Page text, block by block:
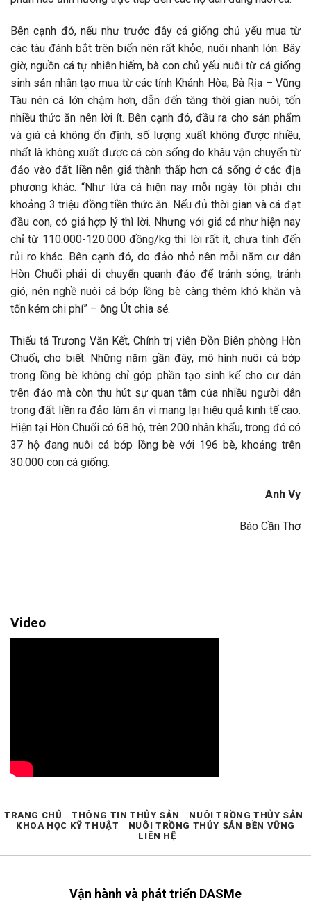
Bên cạnh đó, nếu như trước đây cá giống chủ yếu mua từ
các tàu đánh bắt trên biển nên rất khỏe, nuôi nhanh lớn. Bây
giờ, nguồn cá tự nhiên hiếm, bà con chủ yếu nuôi từ cá giống
sinh sản nhân tạo mua từ các tỉnh Khánh Hòa, Bà Rịa – Vũng
Tàu nên cá lớn chậm hơn, dẫn đến tăng thời gian nuôi, tốn
nhiều thức ăn nên lời ít. Bên cạnh đó, đầu ra cho sản phẩm
và giá cả không ổn định, số lượng xuất không được nhiều,
nhất là không xuất được cá còn sống do khâu vận chuyển từ
đảo vào đất liền nên giá thành thấp hơn cá sống ở các địa
phương khác. “Như lứa cá hiện nay mỗi ngày tôi phải chi
khoảng 3 triệu đồng tiền thức ăn. Nếu đủ thời gian và cá đạt
đầu con, có giá hợp lý thì lời. Nhưng với giá cá như hiện nay
chỉ từ 110.000-120.000 đồng/kg thì lời rất ít, chưa tính đến
rủi ro khác. Bên cạnh đó, do đảo nhỏ nên mỗi năm cư dân
Hòn Chuối phải di chuyển quanh đảo để tránh sóng, tránh
gió, nên nghề nuôi cá bớp lồng bè càng thêm khó khăn và
tốn kém chi phí” – ông Út chia sẻ.
Thiếu tá Trương Văn Kết, Chính trị viên Đồn Biên phòng Hòn
Chuối, cho biết: Những năm gần đây, mô hình nuôi cá bớp
trong lồng bè không chỉ góp phần tạo sinh kế cho cư dân
trên đảo mà còn thu hút sự quan tâm của nhiều người dân
trong đất liền ra đảo làm ăn vì mang lại hiệu quả kinh tế cao.
Hiện tại Hòn Chuối có 68 hộ, trên 200 nhân khẩu, trong đó có
37 hộ đang nuôi cá bớp lồng bè với 196 bè, khoảng trên
30.000 con cá giống.
Anh Vy
Báo Cần Thơ
Video
Vận hành và phát triển DASMe
TRANG CHỦ THÔNG TIN THỦY SẢN
NUÔI TRỒNG THỦY SẢN
KHOA HỌC KỸ THUẬT
NUÔI TRỒNG THỦY SẢN BỀN VỮNG
LIÊN HỆ